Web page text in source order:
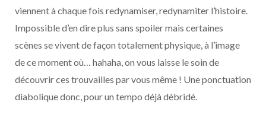
viennent à chaque fois redynamiser, redynamiter l’histoire.
Impossible d’en dire plus sans spoiler mais certaines
scènes se vivent de façon totalement physique, à l’image
de ce moment où… hahaha, on vous laisse le soin de
découvrir ces trouvailles par vous même ! Une ponctuation
diabolique donc, pour un tempo déjà débridé.